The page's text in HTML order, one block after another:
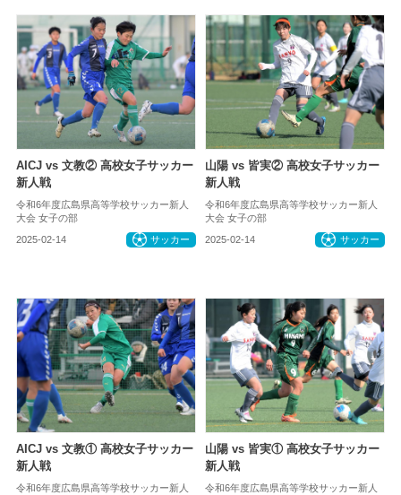
AICJ vs 文教② 高校女子サッカー
新人戦
令和6年度広島県高等学校サッカー新人
大会 女子の部
2025-02-14 サッカー
山陽 vs 皆実② 高校女子サッカー
新人戦
令和6年度広島県高等学校サッカー新人
大会 女子の部
2025-02-14 サッカー
AICJ vs 文教① 高校女子サッカー
新人戦
令和6年度広島県高等学校サッカー新人
山陽 vs 皆実① 高校女子サッカー
新人戦
令和6年度広島県高等学校サッカー新人